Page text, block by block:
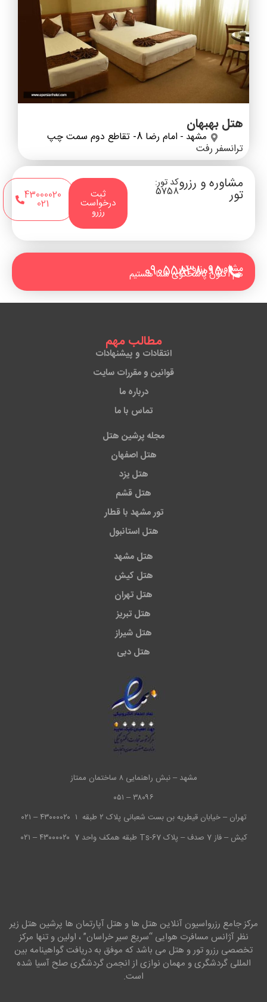
هتل بهبهان
مشهد - امام رضا 8- تقاطع دوم سمت چپ
ترانسفر رفت
مشاوره و رزرو
تور
کد تور:
5758 ثبت
درخواست
رزرو
43000020
021
مشاوره و رزرو تور
09055838095
هم اکنون پاسخگوی شما هستیم
مطالب مهم
انتقادات و پیشنهادات
قوانین و مقررات سایت
درباره ما
تماس با ما
مجله پرشین هتل
هتل اصفهان
هتل یزد
هتل قشم
تور مشهد با قطار
هتل استانبول
هتل مشهد
هتل کیش
هتل تهران
هتل تبریز
هتل شیراز
هتل دبی
مشهد – نبش راهنمایی ۸ ساختمان ممتاز
۳۸۰۹۶ – ۰۵۱
تهران – خیابان قیطریه بن بست شعبانی پلاک ۲ طبقه ۱
۴۳۰۰۰۰۲۰ – ۰۲۱
کیش – فاز 7 صدف – پلاک Ts-67 طبقه همکف واحد 7
۴۳۰۰۰۰۲۰ – ۰۲۱
مرکز جامع رزرواسیون آنلاین هتل ها و هتل آپارتمان ها پرشین هتل زیر
نظر آژانس مسافرت هوایی “سریع سیر خراسان” ، اولین و تنها مرکز
تخصصی رزرو تور و هتل می باشد که موفق به دریافت گواهینامه بین
المللی گردشگری و مهمان نوازی از انجمن گردشگری صلح آسیا شده
است.